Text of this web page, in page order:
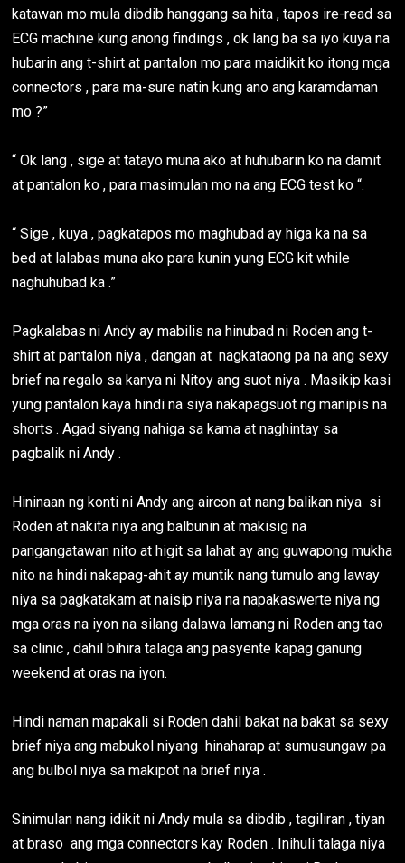
katawan mo mula dibdib hanggang sa hita , tapos ire-read sa
ECG machine kung anong findings , ok lang ba sa iyo kuya na
hubarin ang t-shirt at pantalon mo para maidikit ko itong mga
connectors , para ma-sure natin kung ano ang karamdaman
mo ?”
“ Ok lang , sige at tatayo muna ako at huhubarin ko na damit
at pantalon ko , para masimulan mo na ang ECG test ko “.
“ Sige , kuya , pagkatapos mo maghubad ay higa ka na sa
bed at lalabas muna ako para kunin yung ECG kit while
naghuhubad ka .”
Pagkalabas ni Andy ay mabilis na hinubad ni Roden ang t-
shirt at pantalon niya , dangan at nagkataong pa na ang sexy
brief na regalo sa kanya ni Nitoy ang suot niya . Masikip kasi
yung pantalon kaya hindi na siya nakapagsuot ng manipis na
shorts . Agad siyang nahiga sa kama at naghintay sa
pagbalik ni Andy .
Hininaan ng konti ni Andy ang aircon at nang balikan niya si
Roden at nakita niya ang balbunin at makisig na
pangangatawan nito at higit sa lahat ay ang guwapong mukha
nito na hindi nakapag-ahit ay muntik nang tumulo ang laway
niya sa pagkatakam at naisip niya na napakaswerte niya ng
mga oras na iyon na silang dalawa lamang ni Roden ang tao
sa clinic , dahil bihira talaga ang pasyente kapag ganung
weekend at oras na iyon.
Hindi naman mapakali si Roden dahil bakat na bakat sa sexy
brief niya ang mabukol niyang hinaharap at sumusungaw pa
ang bulbol niya sa makipot na brief niya .
Sinimulan nang idikit ni Andy mula sa dibdib , tagiliran , tiyan
at braso ang mga connectors kay Roden . Inihuli talaga niya